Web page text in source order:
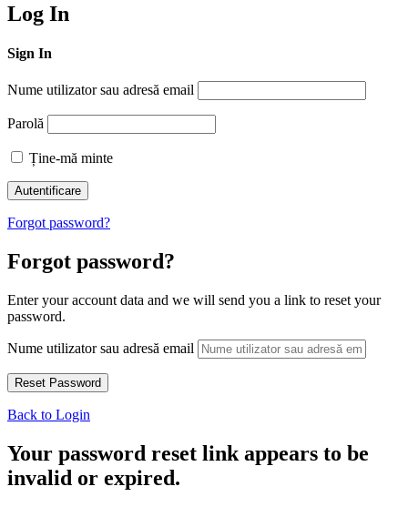
Log In
Sign In
Nume utilizator sau adresă email
Parolă
Ține-mă minte
Forgot password?
Forgot password?
Enter your account data and we will send you a link to reset your
password.
Nume utilizator sau adresă email
Back to Login
Your password reset link appears to be
invalid or expired.